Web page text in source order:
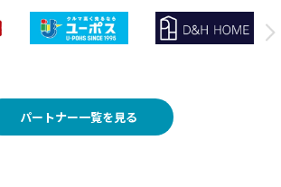
パートナー一覧を見る